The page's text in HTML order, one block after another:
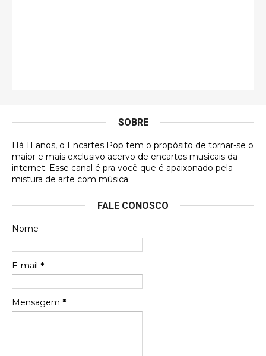
DVD MIDINHO
Francierton
futuras aquisições, e olhando o encarte aqui, me
Francierton
Espero que tenham sentido minha falta, informo
que estou de volta para trazer mais contribuições
SOBRE
Há 11 anos, o Encartes Pop tem o propósito de tornar-se o
maior e mais exclusivo acervo de encartes musicais da
internet. Esse canal é pra você que é apaixonado pela
mistura de arte com música.
FALE CONOSCO
Nome
E-mail *
Mensagem *